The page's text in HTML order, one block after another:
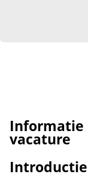
Informatie
vacature
Introductie